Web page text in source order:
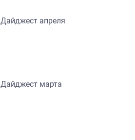
Дайджест апреля
Дайджест марта